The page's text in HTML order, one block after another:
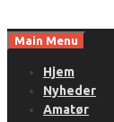
toMain Menu
Hjem
Nyheder
Amatør